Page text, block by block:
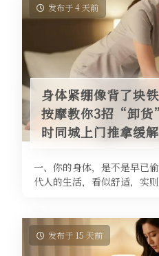
发布于 4 天前
身体紧绷像背了块
按摩教你3招“卸
时同城上门推拿缓
一、你的身体，是不是早已
代人的生活，看似舒适，实
发布于 15 天前